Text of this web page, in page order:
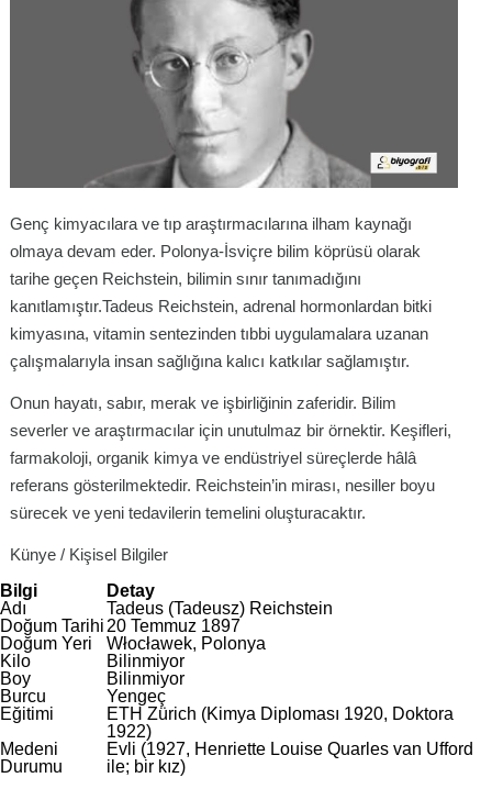
Genç kimyacılara ve tıp araştırmacılarına ilham kaynağı
olmaya devam eder. Polonya-İsviçre bilim köprüsü olarak
tarihe geçen Reichstein, bilimin sınır tanımadığını
kanıtlamıştır.Tadeus Reichstein, adrenal hormonlardan bitki
kimyasına, vitamin sentezinden tıbbi uygulamalara uzanan
çalışmalarıyla insan sağlığına kalıcı katkılar sağlamıştır.
Onun hayatı, sabır, merak ve işbirliğinin zaferidir. Bilim
severler ve araştırmacılar için unutulmaz bir örnektir. Keşifleri,
farmakoloji, organik kimya ve endüstriyel süreçlerde hâlâ
referans gösterilmektedir. Reichstein’in mirası, nesiller boyu
sürecek ve yeni tedavilerin temelini oluşturacaktır.
Künye / Kişisel Bilgiler
Bilgi
Detay
Adı
Tadeus (Tadeusz) Reichstein
Doğum Tarihi 20 Temmuz 1897
Doğum Yeri
Włocławek, Polonya
Kilo
Bilinmiyor
Boy
Bilinmiyor
Burcu
Yengeç
Eğitimi
ETH Zürich (Kimya Diploması 1920, Doktora
1922)
Medeni
Durumu
Evli (1927, Henriette Louise Quarles van Ufford
ile; bir kız)